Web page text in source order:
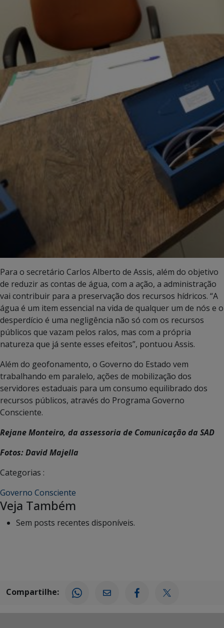
Para o secretário Carlos Alberto de Assis, além do objetivo
de reduzir as contas de água, com a ação, a administração
vai contribuir para a preservação dos recursos hídricos. “A
água é um item essencial na vida de qualquer um de nós e o
desperdício é uma negligência não só com os recursos
públicos que vazam pelos ralos, mas com a própria
natureza que já sente esses efeitos”, pontuou Assis.
Além do geofonamento, o Governo do Estado vem
trabalhando em paralelo, ações de mobilização dos
servidores estaduais para um consumo equilibrado dos
recursos públicos, através do Programa Governo
Consciente.
Rejane Monteiro, da assessoria de Comunicação da SAD
Fotos: David Majella
Categorias :
Governo Consciente
Veja Também
Sem posts recentes disponíveis.
Compartilhe: